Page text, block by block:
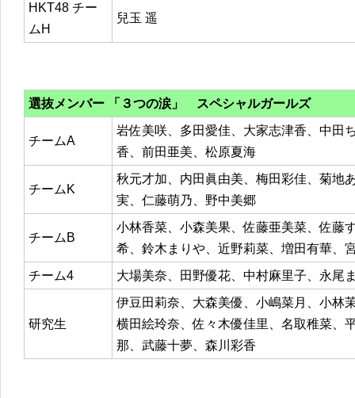
HKT48 チー
ムH
兒玉 遥
選抜メンバー 「３つの涙」 スペシャルガールズ
チームA
岩佐美咲、多田愛佳、大家志津香、中田
香、前田亜美、松原夏海
チームK
秋元才加、内田眞由美、梅田彩佳、菊地
実、仁藤萌乃、野中美郷
チームB
小林香菜、小森美果、佐藤亜美菜、佐藤
希、鈴木まりや、近野莉菜、増田有華、
チーム4
大場美奈、田野優花、中村麻里子、永尾
研究生
伊豆田莉奈、大森美優、小嶋菜月、小林
横田絵玲奈、佐々木優佳里、名取稚菜、
那、武藤十夢、森川彩香